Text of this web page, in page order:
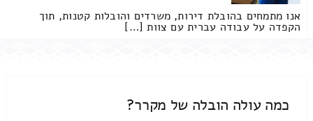
אנו מתמחים בהובלת דירות, משרדים והובלות קטנות, תוך
הקפדה על עבודה עברית עם צוות […]
כמה עולה הובלה של מקרר?